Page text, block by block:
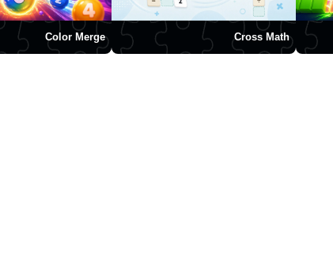
Cross Math
Color Merge